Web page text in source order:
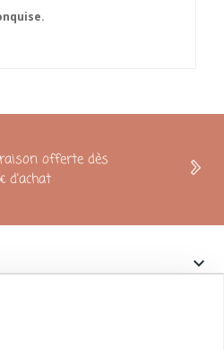
offerte dès
d'achat
keyboard_arrow_down